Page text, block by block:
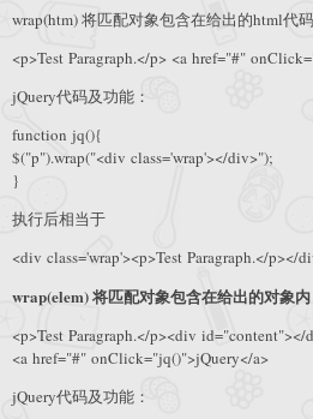
wrap(htm) 将匹配对象包含在给出的html代
<p>Test Paragraph.</p> <a href="#"
jQuery代码及功能：
function jq(){
$("p").wrap("<div class='wrap'></div>");
}
执行后相当于
<div class='wrap'><p>Test Paragraph.</p></
wrap(elem) 将匹配对象包含在给出的对象内
<p>Test Paragraph.</p><div id="content"></
<a href="#" onClick="jq()">jQuery</a>
jQuery代码及功能：